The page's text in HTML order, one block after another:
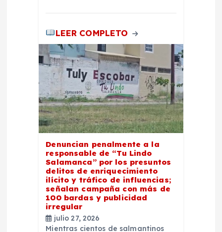
LEER COMPLETO
Denuncian penalmente a la
responsable de “Tu Lindo
Salamanca” por los presuntos
delitos de enriquecimiento
ilícito y tráfico de influencias;
señalan campaña con más de
100 bardas y publicidad
irregular
julio 27, 2026
Mientras cientos de salmantinos